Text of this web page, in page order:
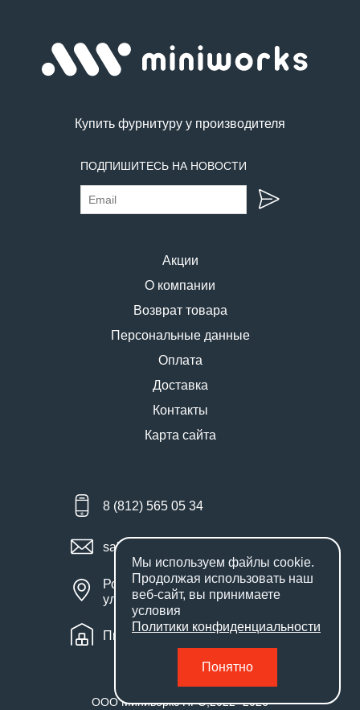
Купить фурнитуру у производителя
ПОДПИШИТЕСЬ НА НОВОСТИ
Акции
О компании
Возврат товара
Персональные данные
Оплата
Доставка
Контакты
Карта сайта
8 (812) 565 05 34
sales@miniworks.ru
Россия, Санкт-Петербург,
улица Маршала Новикова, 28Е
Пн – Пт: с 9:00 до 18:00
ООО Миниворкс ПРО,2022- 2026
Мы используем файлы cookie.
Продолжая использовать наш
веб-сайт, вы принимаете
условия
Политики конфиденциальности
Понятно